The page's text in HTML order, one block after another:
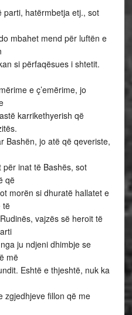
parti, hatërmbetja etj., sot
mbahet mend për luftën e
si përfaqësues i shtetit.
e ç’emërime, jo
karrikethyerish që
Bashën, jo atë që qeveriste,
inat të Bashës, sot
që
morën si dhuratë hallatet e
të
vajzës së heroit të
ju ndjeni dhimbje se
më
Eshtë e thjeshtë, nuk ka
zgjedhjeve fillon që me